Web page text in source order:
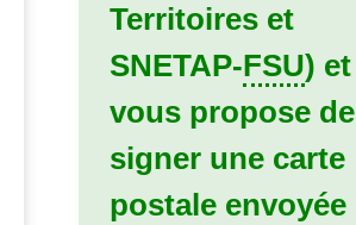
Territoires et
SNETAP-FSU) et
vous propose de
signer une carte
postale envoyée